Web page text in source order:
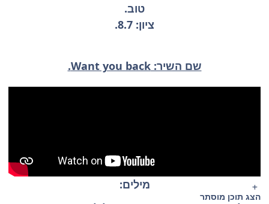
טוב.
ציון: 8.7.
שם השיר: Want you back.
מילים:
הצג תוכן מוסתר